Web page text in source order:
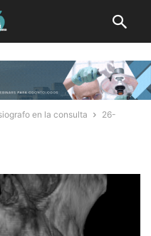
en la consulta
26-